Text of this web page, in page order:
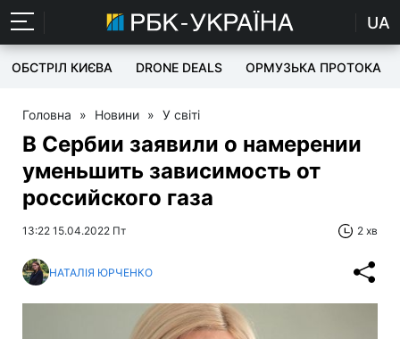
UA
ОБСТРІЛ КИЄВА DRONE DEALS ОРМУЗЬКА ПРОТОКА
Головна » Новини » У світі
В Сербии заявили о намерении
уменьшить зависимость от
российского газа
13:22 15.04.2022 Пт 2 хв
НАТАЛІЯ ЮРЧЕНКО